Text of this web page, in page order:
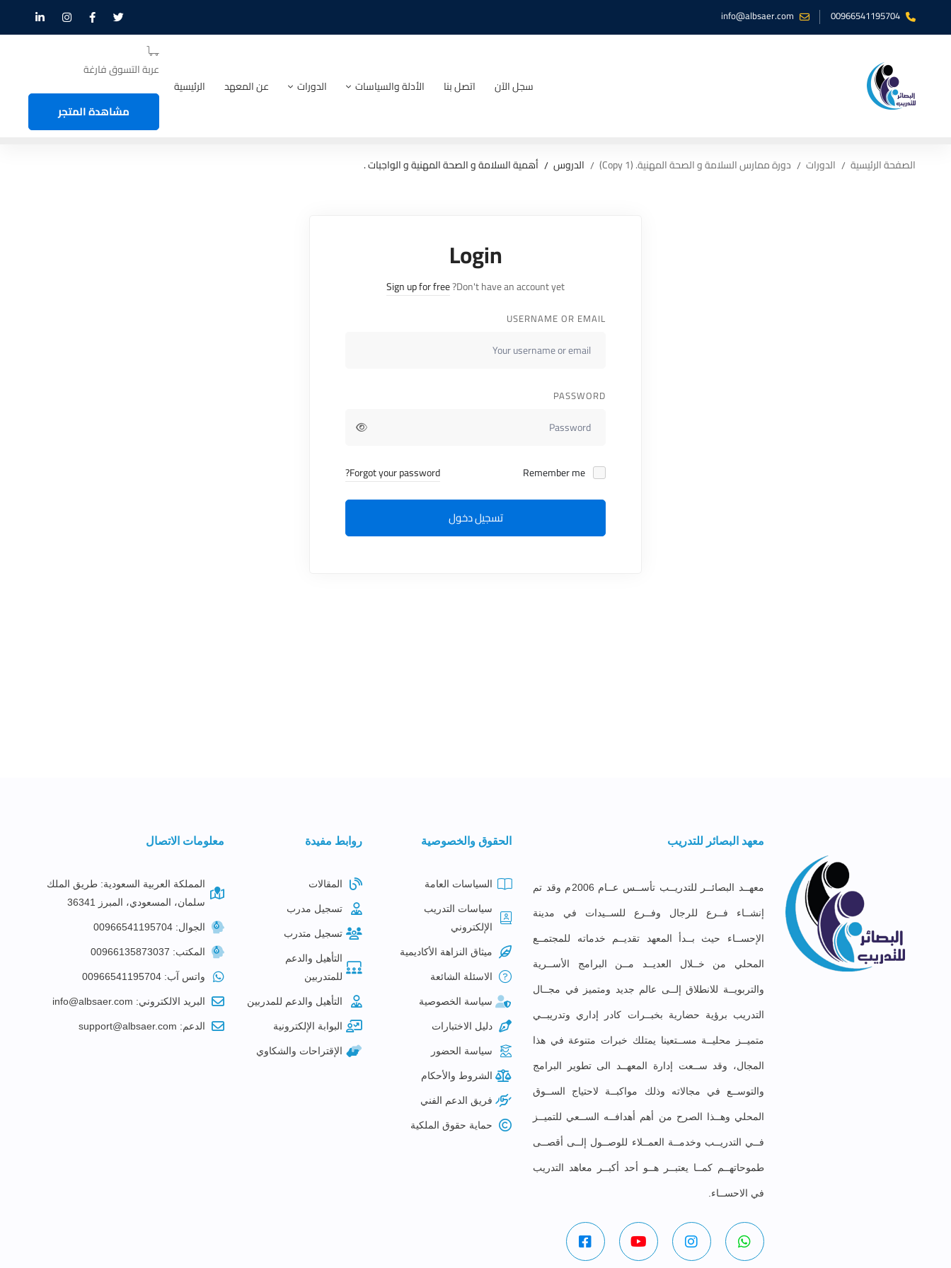
00966541195704
info@albsaer.com
سجل الآن اتصل بنا الأدلة والسياسات الدورات عن المعهد الرئيسية
عربة التسوق فارغة
مشاهدة المتجر
الصفحة الرئيسية الدورات دورة ممارس السلامة و الصحة المهنية. (Copy 1) الدروس أهمية السلامة و الصحة المهنية و الواجبات .
Login
Don't have an account yet?
Sign up for free
USERNAME OR EMAIL
PASSWORD
Forgot your password?
تسجيل دخول
معهد البصائر للتدريب
معهــد البصائــر للتدريــب تأســس عــام 2006م وقد تم
إنشــاء فــرع للرجال وفــرع للســيدات في مدينة
الإحســاء حيث بــدأ المعهد تقديــم خدماته للمجتمــع
المحلي من خــلال العديــد مــن البرامج الأســرية
والتربويــة للانطلاق إلــى عالم جديد ومتميز في مجــال
التدريب برؤية حضارية بخبــرات كادر إداري وتدريبــي
متميــز محليــة مســتعينا يمتلك خبرات متنوعة في هذا
المجال، وقد ســعت إدارة المعهــد الى تطوير البرامج
والتوســع في مجالاته وذلك مواكبــة لاحتياج الســوق
المحلي وهــذا الصرح من أهم أهدافــه الســعي للتميــز
فــي التدريــب وخدمــة العمــلاء للوصــول إلــى أقصــى
طموحاتهــم كمــا يعتبــر هــو أحد أكبــر معاهد التدريب
في الاحســاء.
الحقوق والخصوصية
السياسات العامة
سياسات التدريب
الإلكتروني
ميثاق النزاهة الأكاديمية
الاسئلة الشائعة
سياسة الخصوصية
دليل الاختبارات
سياسة الحضور
الشروط والأحكام
فريق الدعم الفني
حماية حقوق الملكية
روابط مفيدة
المقالات
تسجيل مدرب
تسجيل متدرب
التأهيل والدعم
للمتدربين
التأهيل والدعم للمدربين
البوابة الإلكترونية
الإقتراحات والشكاوي
معلومات الاتصال
المملكة العربية السعودية: طريق الملك
سلمان، المسعودي، المبرز 36341
الجوال: 00966541195704
المكتب: 00966135873037
واتس آب: 00966541195704
البريد الالكتروني: info@albsaer.com
الدعم: support@albsaer.com